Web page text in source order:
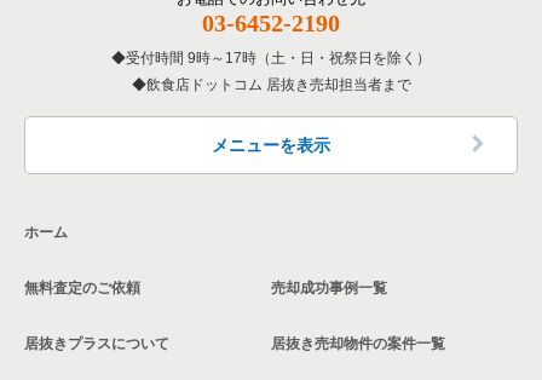
西東京市の飲食店の居抜き売却物件の案件一覧
日野市の飲食店の居抜き売却物件の案件一覧
東久留米市の飲食店の居抜き売却物件の案件一覧
東京都下の専門料理の居抜き売却物件の案件一覧
東京都下の和食の居抜き売却物件の案件一覧
東京都下の洋食の居抜き売却物件の案件一覧
03-6452-2190
受付時間 9時～17時（土・日・祝祭日を除く）
飲食店ドットコム 居抜き売却担当者まで
メニューを表示
ホーム
無料査定のご依頼
居抜きプラスについて
売却成功事例一覧
居抜き売却物件の案件一覧